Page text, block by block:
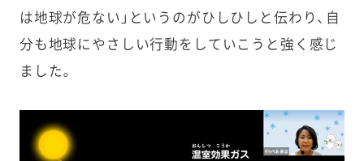
は地球が危ない」というのがひしひしと伝わり、自
分も地球にやさしい行動をしていこうと強く感じ
ました。